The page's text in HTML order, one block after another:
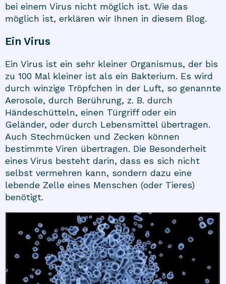
bei einem Virus nicht möglich ist. Wie das
möglich ist, erklären wir Ihnen in diesem Blog.
Ein Virus
Ein Virus ist ein sehr kleiner Organismus, der bis
zu 100 Mal kleiner ist als ein Bakterium. Es wird
durch winzige Tröpfchen in der Luft, so genannte
Aerosole, durch Berührung, z. B. durch
Händeschütteln, einen Türgriff oder ein
Geländer, oder durch Lebensmittel übertragen.
Auch Stechmücken und Zecken können
bestimmte Viren übertragen. Die Besonderheit
eines Virus besteht darin, dass es sich nicht
selbst vermehren kann, sondern dazu eine
lebende Zelle eines Menschen (oder Tieres)
benötigt.